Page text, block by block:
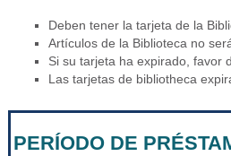
Deben tener la tarjeta de la
Artículos de la Biblioteca no
Si su tarjeta ha expirado, favor
Las tarjetas de bibliotheca
PERÍODO DE